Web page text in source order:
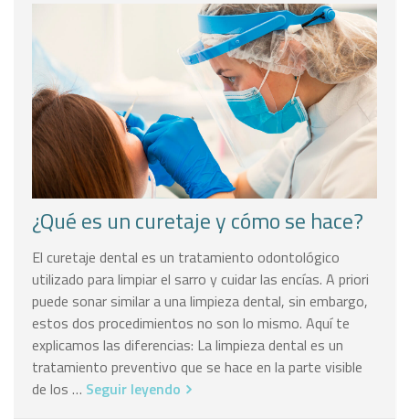
¿Qué es un curetaje y cómo se hace?
El curetaje dental es un tratamiento odontológico
utilizado para limpiar el sarro y cuidar las encías. A priori
puede sonar similar a una limpieza dental, sin embargo,
estos dos procedimientos no son lo mismo. Aquí te
explicamos las diferencias: La limpieza dental es un
tratamiento preventivo que se hace en la parte visible
de los … Seguir leyendo